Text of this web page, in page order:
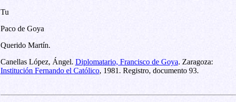
Tu
Paco de Goya
Querido Martín.
Canellas López, Ángel. Diplomatario, Francisco de Goya. Zaragoza:
Institución Fernando el Católico, 1981. Registro, documento 93.